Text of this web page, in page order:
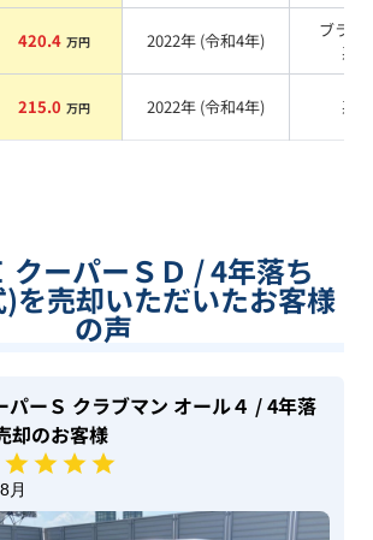
420.4 万円 2022年 (令和4年)
ブラッ
系
215.0 万円 2022年 (令和4年) 系
クーパーＳＤ / 4年落ち
を売却いただいたお客様
の声
パーＳ クラブマン オール４ / 4年落
却のお客様
月